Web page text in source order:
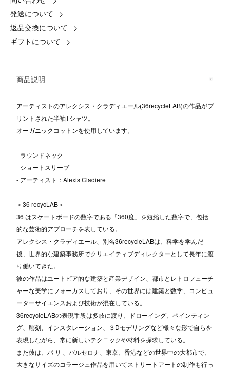
発送について
返品交換について
ギフトについて
商品説明
アーティストのアレクシス・クラディエール(36recycleLAB)の作品がプ
リントされた半袖Tシャツ。
オーガニックコットンを使用しています。
- ラウンドネック
- ショートスリーブ
- アーティスト：Alexis Cladiere
＜36 recycLAB＞
36 はスケートボードの数字である「360度」を短縮した数字で、包括
的な芸術的アプローチを表している。
アレクシス・クラディエール、別名36recycleLABは、科学を学んだ
後、世界的な建築事務所でクリエイティブディレクターとして⻑年に渡
り働いてきた。
彼の作品はユートピア的な建築と産業デザイン、都市とレトロフューチ
ャーな美学にフォーカスしており、その世界には建築と数学、コンピュ
ーターサイエンスおよび技術が混在している。
36recycleLABの表現⼿段は多岐に渡り、ドローイング、ペインティン
グ、彫刻、インスタレーション、３Dモデリングなど様々な形で自らを
表現しながら、常に新しいテクニックや材料を探求している。
また彼は、パ リ 、バルセロナ、東京、⾹港などの世界中の⼤都市で、
⼤きなサイズのコラージュ作品を⽤いてストリートアートの制作も⾏っ